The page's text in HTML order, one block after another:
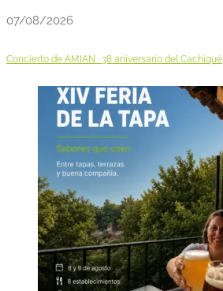
07/08/2026
Concierto de AMIAN · 38 aniversario del Cachiqué